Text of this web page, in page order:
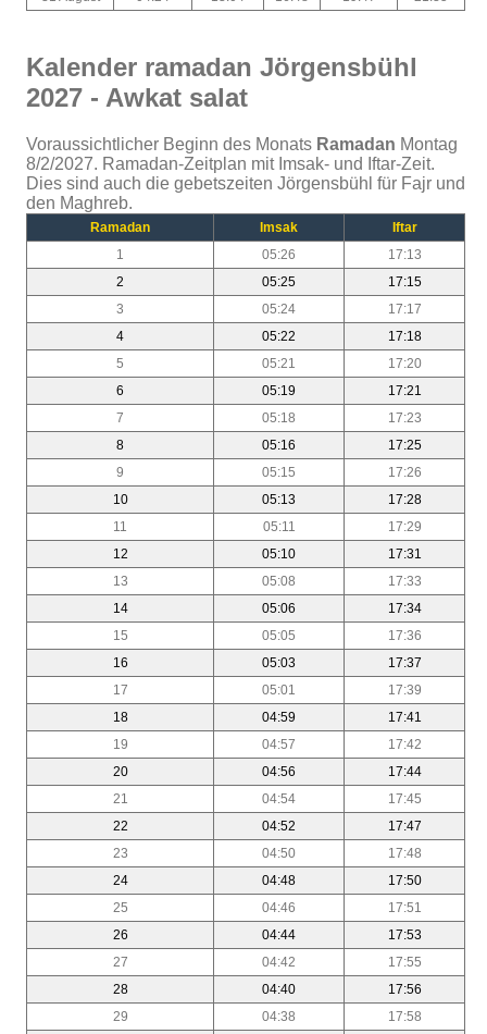
Kalender ramadan Jörgensbühl
2027 - Awkat salat
Voraussichtlicher Beginn des Monats Ramadan Montag
8/2/2027. Ramadan-Zeitplan mit Imsak- und Iftar-Zeit.
Dies sind auch die gebetszeiten Jörgensbühl für Fajr und
den Maghreb.
Ramadan Imsak
Iftar
1
05:26
17:13
2
05:25
17:15
3
05:24
17:17
4
05:22
17:18
5
05:21
17:20
6
05:19
17:21
7
05:18
17:23
8
05:16
17:25
9
05:15
17:26
10
05:13
17:28
11
05:11
17:29
12
05:10
17:31
13
05:08
17:33
14
05:06
17:34
15
05:05
17:36
16
05:03
17:37
17
05:01
17:39
18
04:59
17:41
19
04:57
17:42
20
04:56
17:44
21
04:54
17:45
22
04:52
17:47
23
04:50
17:48
24
04:48
17:50
25
04:46
17:51
26
04:44
17:53
27
04:42
17:55
28
04:40
17:56
29
04:38
17:58